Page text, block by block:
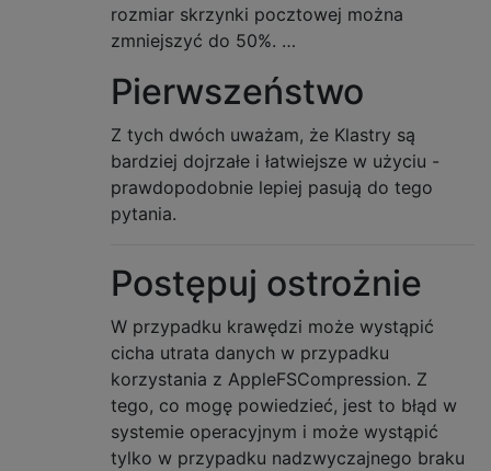
rozmiar skrzynki pocztowej można
zmniejszyć do 50%. …
Pierwszeństwo
Z tych dwóch uważam, że Klastry są
bardziej dojrzałe i łatwiejsze w użyciu -
prawdopodobnie lepiej pasują do tego
pytania.
Postępuj ostrożnie
W przypadku krawędzi może wystąpić
cicha utrata danych w przypadku
korzystania z AppleFSCompression. Z
tego, co mogę powiedzieć, jest to błąd w
systemie operacyjnym i może wystąpić
tylko w przypadku nadzwyczajnego braku